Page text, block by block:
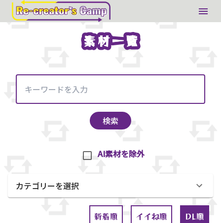
素材一覧
素材一覧
検索
AI素材を除外
カテゴリーを選択
新着順 イイね順 DL順